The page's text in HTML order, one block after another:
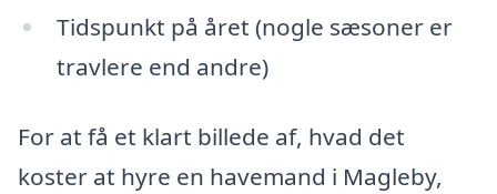
Tidspunkt på året (nogle sæsoner er
travlere end andre)
For at få et klart billede af, hvad det
koster at hyre en havemand i Magleby,